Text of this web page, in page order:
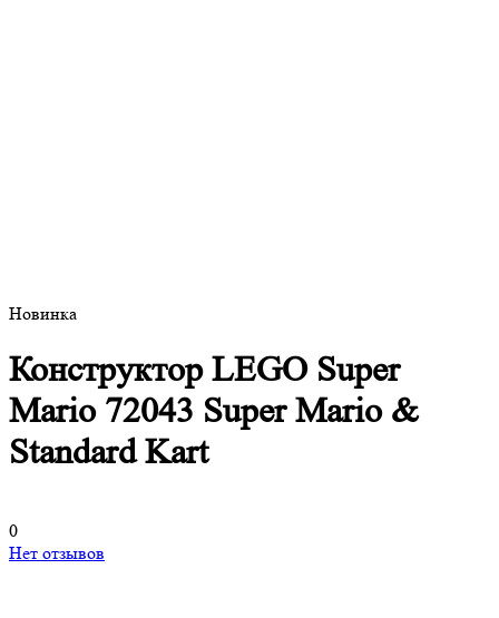
Новинка
Конструктор LEGO Super
Mario 72043 Super Mario &
Standard Kart
0
Нет отзывов